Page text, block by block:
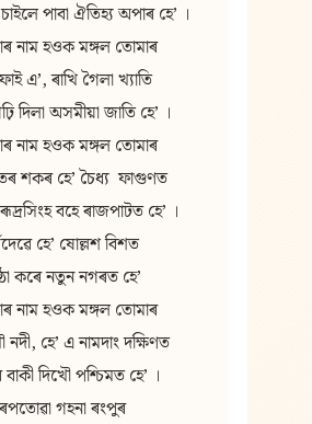
পাবা ঐতিহ্য অপাৰ হে’ ।
নাম হওক মঙ্গল তোমাৰ
এ’, ৰাখি গৈলা খ্যাতি
অসমীয়া জাতি হে’ ।
নাম হওক মঙ্গল তোমাৰ
শকৰ হে’ চৈধ্য  ফাগুণত
বহে ৰাজপাটত হে’ ।
হে’ ষোল্লশ বিশত
কৰে নতুন নগৰত হে’
নাম হওক মঙ্গল তোমাৰ
হে’ এ নামদাং দক্ষিণত
দিখৌ পশ্চিমত হে’ ।
গহনা ৰংপুৰ